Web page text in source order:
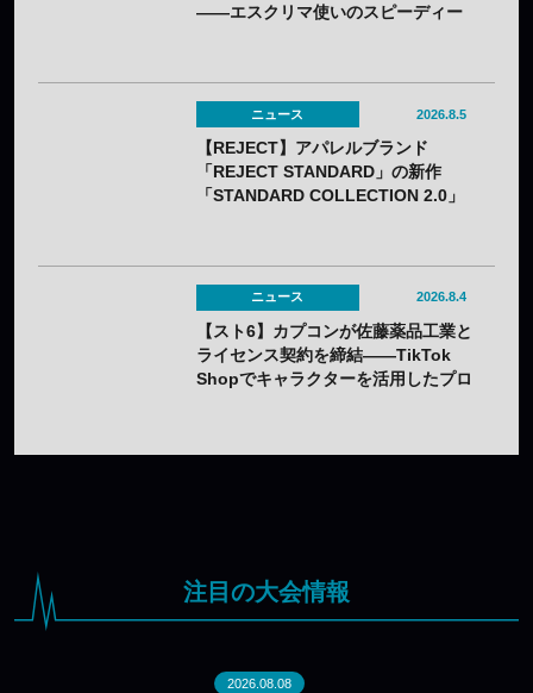
——エスクリマ使いのスピーディー
ニュース 2026.8.5
【REJECT】アパレルブランド
「REJECT STANDARD」の新作
「STANDARD COLLECTION 2.0」
ニュース 2026.8.4
【スト6】カプコンが佐藤薬品工業と
ライセンス契約を締結——TikTok
Shopでキャラクターを活用したプロ
注目の大会情報
2026.08.08